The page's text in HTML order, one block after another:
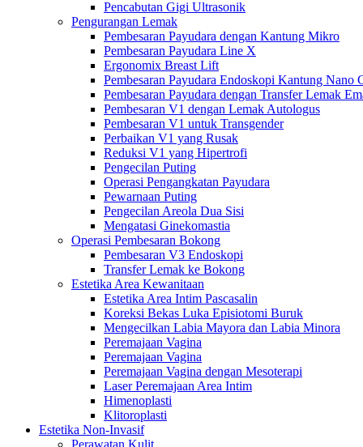
Pencabutan Gigi Ultrasonik
Pengurangan Lemak
Pembesaran Payudara dengan Kantung Mikro
Pembesaran Payudara Line X
Ergonomix Breast Lift
Pembesaran Payudara Endoskopi Kantung Nano
Pembesaran Payudara dengan Transfer Lemak
Pembesaran V1 dengan Lemak Autologus
Pembesaran V1 untuk Transgender
Perbaikan V1 yang Rusak
Reduksi V1 yang Hipertrofi
Pengecilan Puting
Operasi Pengangkatan Payudara
Pewarnaan Puting
Pengecilan Areola Dua Sisi
Mengatasi Ginekomastia
Operasi Pembesaran Bokong
Pembesaran V3 Endoskopi
Transfer Lemak ke Bokong
Estetika Area Kewanitaan
Estetika Area Intim Pascasalin
Koreksi Bekas Luka Episiotomi Buruk
Mengecilkan Labia Mayora dan Labia Minora
Peremajaan Vagina
Peremajaan Vagina
Peremajaan Vagina dengan Mesoterapi
Laser Peremajaan Area Intim
Himenoplasti
Klitoroplasti
Estetika Non-Invasif
Perawatan Kulit